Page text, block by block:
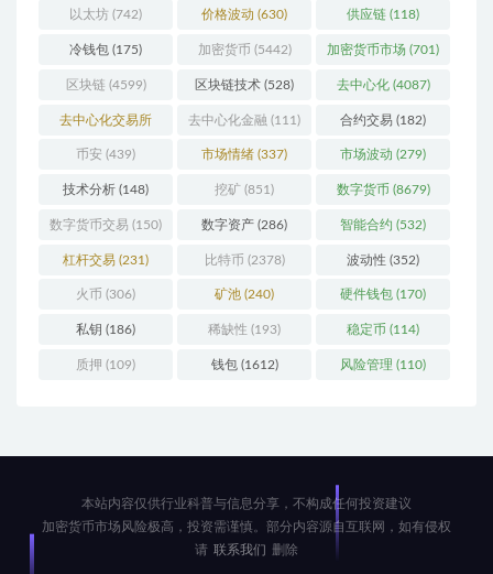
以太坊 (742) 价格波动 (630) 供应链 (118)
冷钱包 (175) 加密货币 (5442) 加密货币市场 (701)
区块链(4599) 区块链技术 (528) 去中心化(4087)
去中心化交易所
(196)
去中心化金融 (111) 合约交易 (182)
币安 (439) 市场情绪 (337) 市场波动 (279)
技术分析 (148) 挖矿 (851) 数字货币 (8679)
数字货币交易 (150) 数字资产 (286) 智能合约 (532)
杠杆交易 (231) 比特币 (2378) 波动性 (352)
火币 (306) 矿池 (240) 硬件钱包 (170)
私钥 (186) 稀缺性 (193) 稳定币 (114)
质押 (109) 钱包(1612) 风险管理 (110)
本站内容仅供行业科普与信息分享，不构成任何投资建议
加密货币市场风险极高，投资需谨慎。部分内容源自互联网，如有侵权
请 联系我们 删除